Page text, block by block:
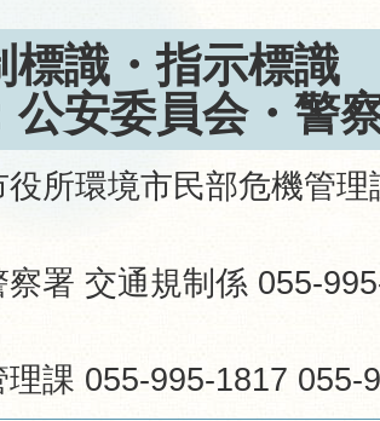
標識・指示標識
公安委員会・警
役所環境市民部危機管
察署 交通規制係 055-
理課 055-995-1817 055-